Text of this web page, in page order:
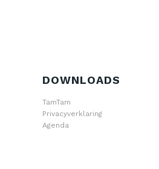
DOWNLOADS
TamTam
Privacyverklaring
Agenda